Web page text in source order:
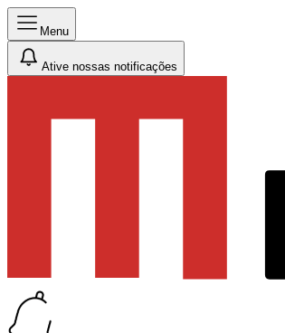
Menu
Ative nossas notificações